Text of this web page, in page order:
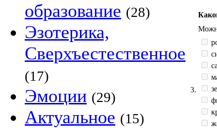
образование (28)
Эзотерика,
Сверхъестественное
(17)
Эмоции (29)
Актуальное (15)
3.